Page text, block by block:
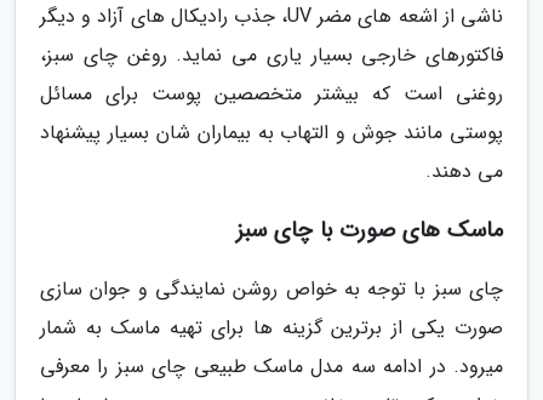
ناشی از اشعه های مضر UV، جذب رادیکال های آزاد و دیگر
فاکتورهای خارجی بسیار یاری می نماید. روغن چای سبز،
روغنی است که بیشتر متخصصین پوست برای مسائل
پوستی مانند جوش و التهاب به بیماران شان بسیار پیشنهاد
می دهند.
ماسک های صورت با چای سبز
چای سبز با توجه به خواص روشن نمایندگی و جوان سازی
صورت یکی از برترین گزینه ها برای تهیه ماسک به شمار
میرود. در ادامه سه مدل ماسک طبیعی چای سبز را معرفی